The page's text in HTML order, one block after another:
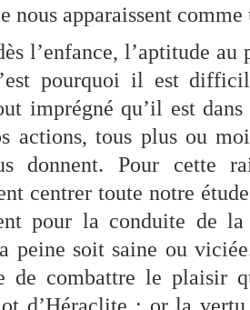
nous apparaissent comme
l’enfance, l’aptitude au
pourquoi il est
imprégné qu’il est
actions, tous plus ou
donnent. Pour cette
centrer toute notre
pour la conduite de
peine soit saine ou
de combattre le plaisir
d’Héraclite ; or la